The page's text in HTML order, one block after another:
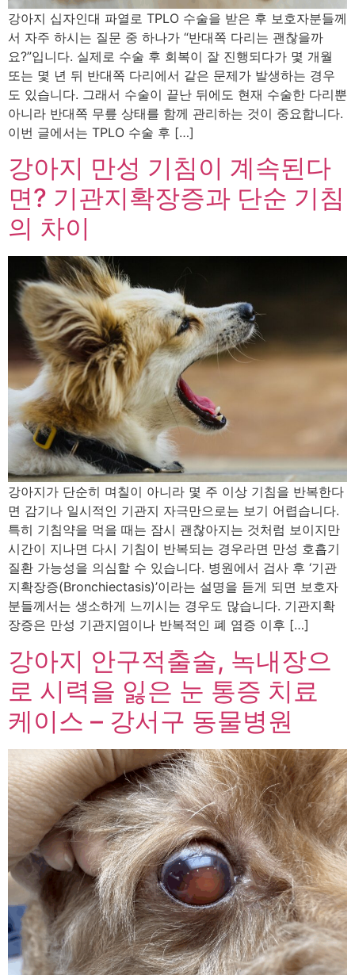
강아지 십자인대 파열로 TPLO 수술을 받은 후 보호자분들께
서 자주 하시는 질문 중 하나가 “반대쪽 다리는 괜찮을까
요?”입니다. 실제로 수술 후 회복이 잘 진행되다가 몇 개월
또는 몇 년 뒤 반대쪽 다리에서 같은 문제가 발생하는 경우
도 있습니다. 그래서 수술이 끝난 뒤에도 현재 수술한 다리뿐
아니라 반대쪽 무릎 상태를 함께 관리하는 것이 중요합니다.
이번 글에서는 TPLO 수술 후 […]
강아지 만성 기침이 계속된다
면? 기관지확장증과 단순 기침
의 차이
강아지가 단순히 며칠이 아니라 몇 주 이상 기침을 반복한다
면 감기나 일시적인 기관지 자극만으로는 보기 어렵습니다.
특히 기침약을 먹을 때는 잠시 괜찮아지는 것처럼 보이지만
시간이 지나면 다시 기침이 반복되는 경우라면 만성 호흡기
질환 가능성을 의심할 수 있습니다. 병원에서 검사 후 ‘기관
지확장증(Bronchiectasis)’이라는 설명을 듣게 되면 보호자
분들께서는 생소하게 느끼시는 경우도 많습니다. 기관지확
장증은 만성 기관지염이나 반복적인 폐 염증 이후 […]
강아지 안구적출술, 녹내장으
로 시력을 잃은 눈 통증 치료
케이스 – 강서구 동물병원